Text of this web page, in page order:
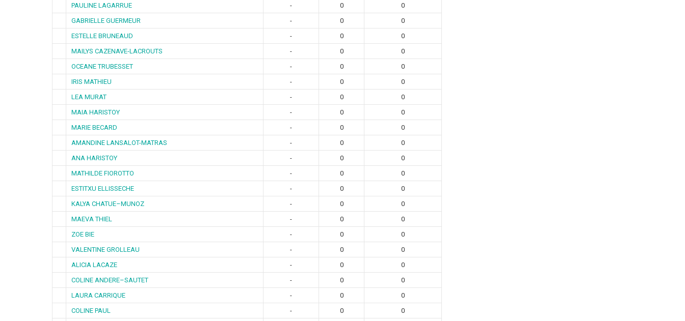
PAULINE LAGARRUE - 0
0
GABRIELLE GUERMEUR
- 0
0
ESTELLE BRUNEAUD
- 0
0
MAILYS CAZENAVE-LACROUTS
- 0
0
OCEANE TRUBESSET
- 0
0
IRIS MATHIEU
- 0
0
LEA MURAT
- 0
0
MAIA HARISTOY
- 0
0
MARIE BECARD
- 0
0
AMANDINE LANSALOT-MATRAS
- 0
0
ANA HARISTOY
- 0
0
MATHILDE FIOROTTO
- 0
0
ESTITXU ELLISSECHE
- 0
0
KALYA CHATUE–MUNOZ
- 0
0
MAEVA THIEL
- 0
0
ZOE BIE
- 0
0
VALENTINE GROLLEAU
- 0
0
ALICIA LACAZE
- 0
0
COLINE ANDERE–SAUTET
- 0
0
LAURA CARRIQUE
- 0
0
COLINE PAUL
- 0
0